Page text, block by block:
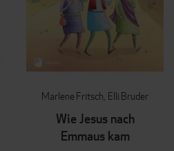
Marlene Fritsch Elli Bruder
Wie Jesus nach
Emmaus kam